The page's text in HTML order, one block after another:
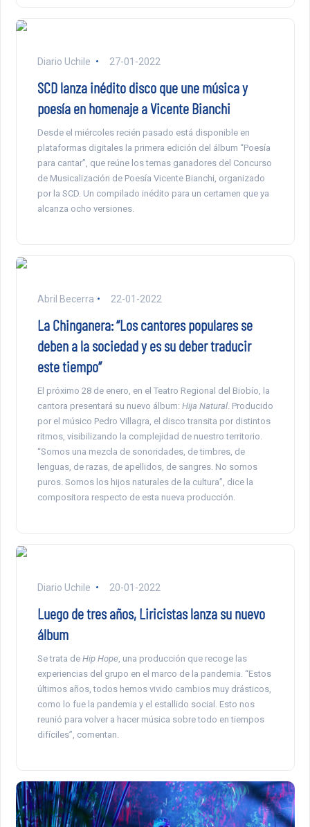
Diario Uchile 27-01-2022
SCD lanza inédito disco que une música y
poesía en homenaje a Vicente Bianchi
Desde el miércoles recién pasado está disponible en
plataformas digitales la primera edición del álbum “Poesía
para cantar”, que reúne los temas ganadores del Concurso
de Musicalización de Poesía Vicente Bianchi, organizado
por la SCD. Un compilado inédito para un certamen que ya
alcanza ocho versiones.
Abril Becerra 22-01-2022
La Chinganera: “Los cantores populares se
deben a la sociedad y es su deber traducir
este tiempo”
El próximo 28 de enero, en el Teatro Regional del Biobío, la
cantora presentará su nuevo álbum: Hija Natural. Producido
por el músico Pedro Villagra, el disco transita por distintos
ritmos, visibilizando la complejidad de nuestro territorio.
“Somos una mezcla de sonoridades, de timbres, de
lenguas, de razas, de apellidos, de sangres. No somos
puros. Somos los hijos naturales de la cultura”, dice la
compositora respecto de esta nueva producción.
Diario Uchile 20-01-2022
Luego de tres años, Liricistas lanza su nuevo
álbum
Se trata de Hip Hope , una producción que recoge las
experiencias del grupo en el marco de la pandemia. “Estos
últimos años, todos hemos vivido cambios muy drásticos,
como lo fue la pandemia y el estallido social. Esto nos
reunió para volver a hacer música sobre todo en tiempos
difíciles”, comentan.